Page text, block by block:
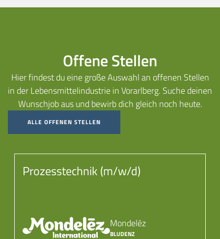
Offene Stellen
Hier findest du eine große Auswahl an offenen Stellen
in der Lebensmittelindustrie in Vorarlberg. Suche deinen
Wunschjob aus und bewirb dich gleich noch heute.
ALLE OFFENEN STELLEN
Prozesstechnik (m/w/d)
Mondelēz
BLUDENZ